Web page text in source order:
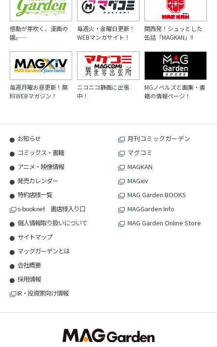
感動が芽吹く、漫画の
園――。
毎週火・金曜日更新！
WEBマンガサイト！
関西発！シュッとした
缶詰「MAGKAN」!!
毎週月曜お昼更新！無
料WEBマガジン！
ニコニコ静画に出張
中！
MGノベルズと画集・書
籍の情報ページ！
お知らせ
コミックス・書籍
アニメ・映像情報
発売カレンダー
特約店様一覧
s-book.net 書店様入り口
個人情報取り扱いについて
サイトマップ
マッグガーデンとは
会社概要
採用情報
IR・投資家向け情報
月刊コミックガーデン
マグコミ
MAGKAN
MAGxiv
MAG Garden BOOKS
MAGGarden Info
MAG Garden Online Store